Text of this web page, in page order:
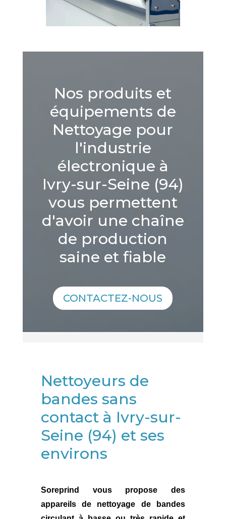
Nos produits et
équipements de
Nettoyage pour
l'industrie
électronique à
Ivry-sur-Seine (94)
vous permettent
d'avoir une chaîne
de production
saine et fiable
CONTACTEZ-NOUS
Nettoyeurs de
bandes sans
contact à Ivry-sur-
Seine (94) et ses
environs
Soreprind
vous propose des
appareils de nettoyage de bandes